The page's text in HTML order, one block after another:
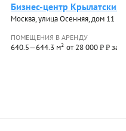
Бизнес-центр Крылатский
Москва, улица Осенняя, дом 11
ПОМЕЩЕНИЯ В АРЕНДУ
640.5—644.3 м² от 28 000 ₽ ₽ за